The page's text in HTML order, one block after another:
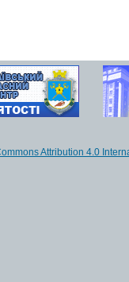
Attribution 4.0